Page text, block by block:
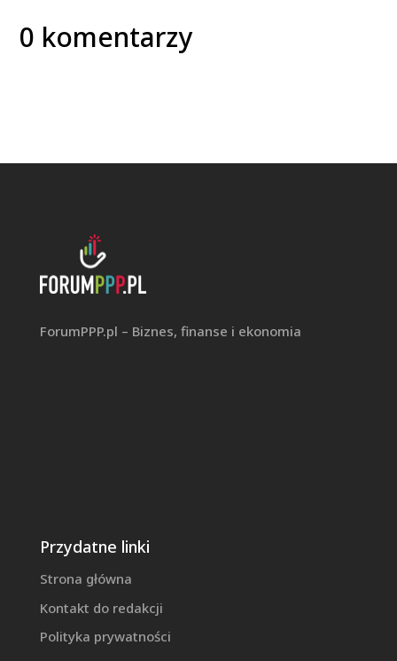
0 komentarzy
ForumPPP.pl – Biznes, finanse i ekonomia
Przydatne linki
Strona główna
Kontakt do redakcji
Polityka prywatności